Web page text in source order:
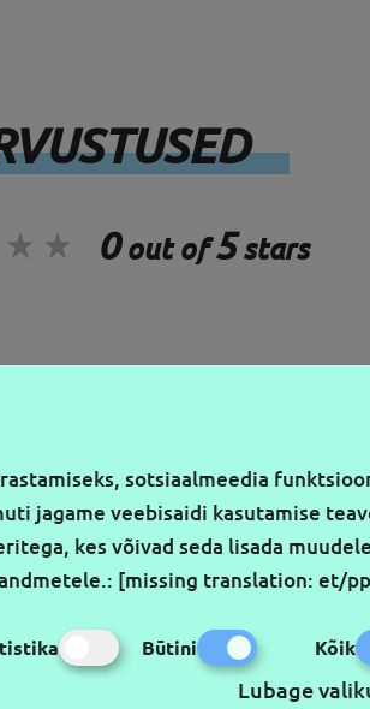
0out of5stars
PIRMIEJI
sotsiaalmeedia
jagame veebisaidi kasutamise
kes võivad seda lisada
: [missing translation: et/
Būtini Kõik
Lubage